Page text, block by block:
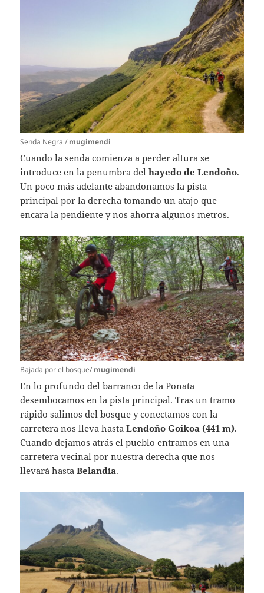
Senda Negra / mugimendi
Cuando la senda comienza a perder altura se
introduce en la penumbra delhayedo de Lendoño.
Un poco más adelante abandonamos la pista
principal por la derecha tomando un atajo que
encara la pendiente y nos ahorra algunos metros.
Bajada por el bosque/ mugimendi
En lo profundo del barranco de la Ponata
desembocamos en la pista principal. Tras un tramo
rápido salimos del bosque y conectamos con la
carretera nos lleva hastaLendoño Goikoa (441 m).
Cuando dejamos atrás el pueblo entramos en una
carretera vecinal por nuestra derecha que nos
llevará hastaBelandia.